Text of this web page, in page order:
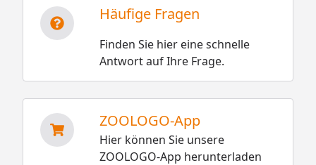
Häufige Fragen
Finden Sie hier eine schnelle
Antwort auf Ihre Frage.
ZOOLOGO-App
Hier können Sie unsere
ZOOLOGO-App herunterladen